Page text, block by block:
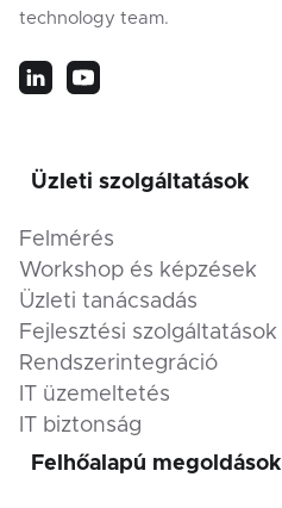
technology team.
Üzleti szolgáltatások
Felmérés
Workshop és képzések
Üzleti tanácsadás
Fejlesztési szolgáltatások
Rendszerintegráció
IT üzemeltetés
IT biztonság
Felhőalapú megoldások